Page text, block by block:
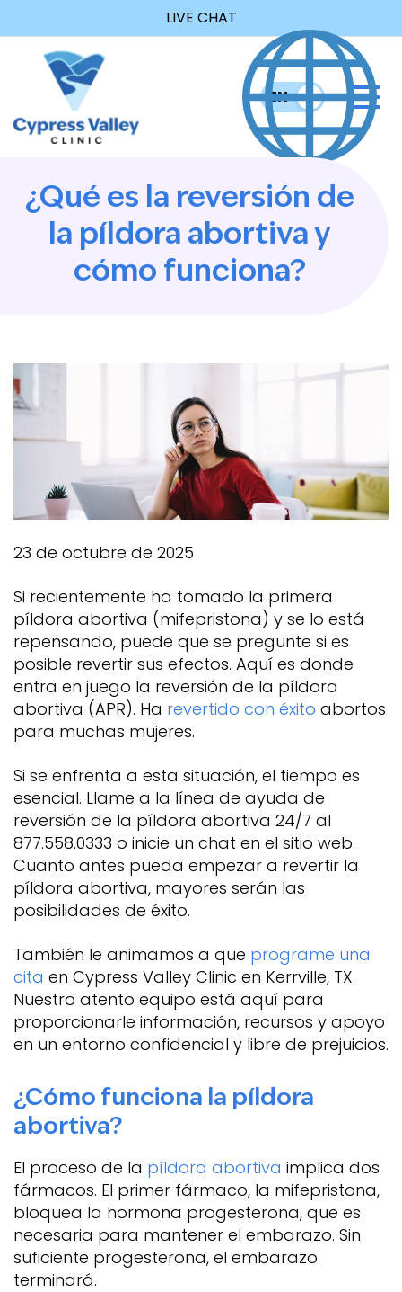
LIVE CHAT
ENES
¿Qué es la reversión de
la píldora abortiva y
cómo funciona?
23 de octubre de 2025
Si recientemente ha tomado la primera
píldora abortiva (mifepristona) y se lo está
repensando, puede que se pregunte si es
posible revertir sus efectos. Aquí es donde
entra en juego la reversión de la píldora
abortiva (APR). Ha revertido con éxito abortos
para muchas mujeres.
Si se enfrenta a esta situación, el tiempo es
esencial. Llame a la línea de ayuda de
reversión de la píldora abortiva 24/7 al
877.558.0333 o inicie un chat en el sitio web.
Cuanto antes pueda empezar a revertir la
píldora abortiva, mayores serán las
posibilidades de éxito.
También le animamos a que programe una
cita en Cypress Valley Clinic en Kerrville, TX.
Nuestro atento equipo está aquí para
proporcionarle información, recursos y apoyo
en un entorno confidencial y libre de prejuicios.
¿Cómo funciona la píldora
abortiva?
El proceso de la píldora abortiva implica dos
fármacos. El primer fármaco, la mifepristona,
bloquea la hormona progesterona, que es
necesaria para mantener el embarazo. Sin
suficiente progesterona, el embarazo
terminará.